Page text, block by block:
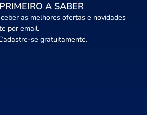
A SABER
as melhores ofertas e novidades
por email.
se gratuitamente.